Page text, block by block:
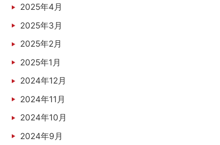
2025年4月
2025年3月
2025年2月
2025年1月
2024年12月
2024年11月
2024年10月
2024年9月